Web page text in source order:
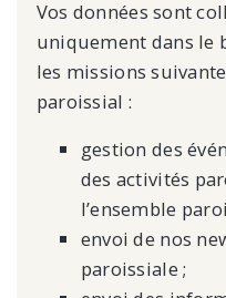
Vos données sont
uniquement dans le
les missions
paroissial :
gestion des
des activités
l’ensemble
envoi de nos
paroissiale ;